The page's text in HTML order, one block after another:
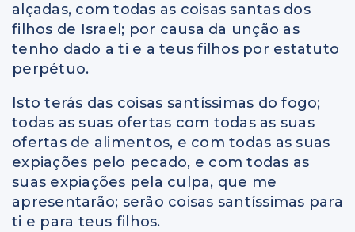
alçadas, com todas as coisas santas dos
filhos de Israel; por causa da unção as
tenho dado a ti e a teus filhos por estatuto
perpétuo.
Isto terás das coisas santíssimas do fogo;
todas as suas ofertas com todas as suas
ofertas de alimentos, e com todas as suas
expiações pelo pecado, e com todas as
suas expiações pela culpa, que me
apresentarão; serão coisas santíssimas para
ti e para teus filhos.